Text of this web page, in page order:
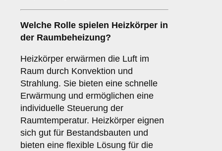
Welche Rolle spielen Heizkörper in
der Raumbeheizung?
Heizkörper erwärmen die Luft im
Raum durch Konvektion und
Strahlung. Sie bieten eine schnelle
Erwärmung und ermöglichen eine
individuelle Steuerung der
Raumtemperatur. Heizkörper eignen
sich gut für Bestandsbauten und
bieten eine flexible Lösung für die